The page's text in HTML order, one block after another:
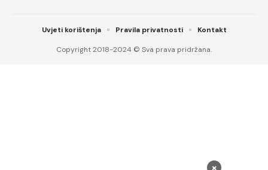
Copyright 2018-2024 © Sva prava pridržana.
Uvjeti korištenja Pravila privatnosti Kontakt